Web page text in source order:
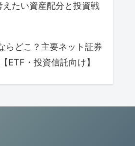
たい資産配分と投資戦
らどこ？主要ネット証券
ETF・投資信託向け】